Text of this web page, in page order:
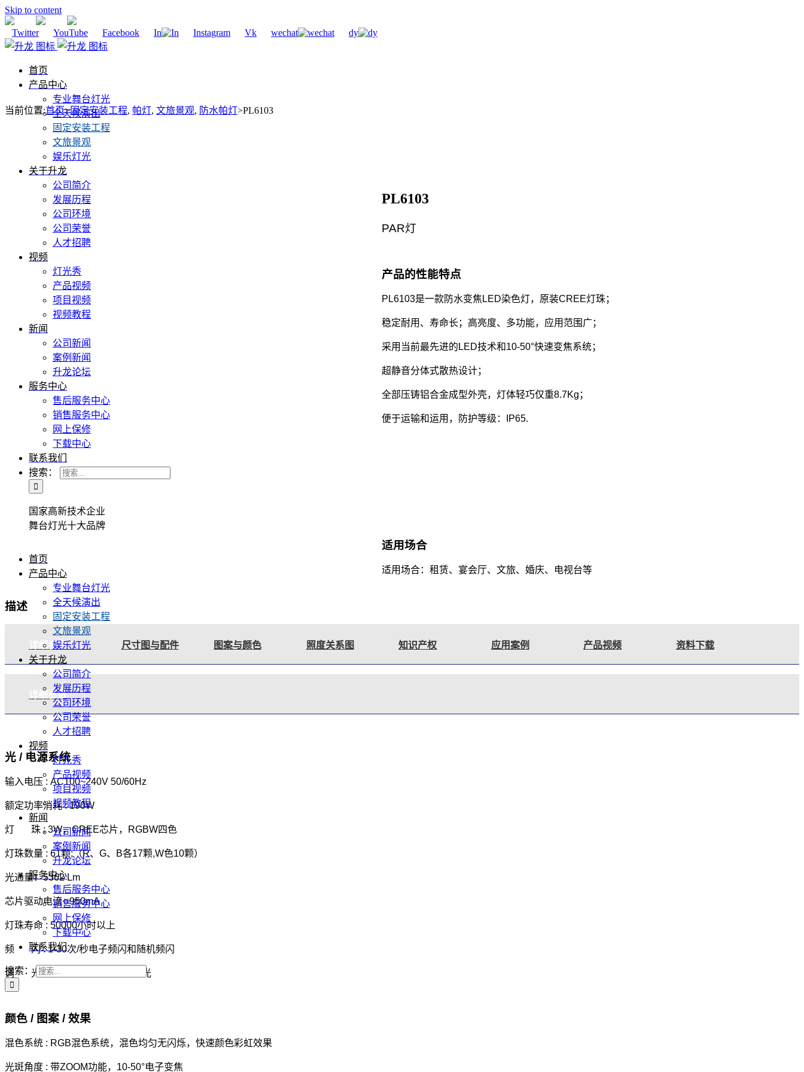
Skip to content
Twitter YouTube Facebook In Instagram Vk wechat dy
首页
产品中心
专业舞台灯光
全天候演出
固定安装工程
文旅景观
娱乐灯光
关于升龙
公司简介
发展历程
公司环境
公司荣誉
人才招聘
视频
灯光秀
产品视频
项目视频
视频教程
新闻
公司新闻
案例新闻
升龙论坛
服务中心
售后服务中心
销售服务中心
网上保修
下载中心
联系我们
搜索：
国家高新技术企业
舞台灯光十大品牌
首页
产品中心
专业舞台灯光
全天候演出
固定安装工程
文旅景观
娱乐灯光
关于升龙
公司简介
发展历程
公司环境
公司荣誉
人才招聘
视频
灯光秀
产品视频
项目视频
视频教程
新闻
公司新闻
案例新闻
升龙论坛
服务中心
售后服务中心
销售服务中心
网上保修
下载中心
联系我们
搜索：
当前位置:首页>固定安装工程, 帕灯, 文旅景观, 防水帕灯>PL6103
PL6103
PAR灯
产品的性能特点
PL6103是一款防水变焦LED染色灯，原装CREE灯珠；
稳定耐用、寿命长；高亮度、多功能，应用范围广；
采用当前最先进的LED技术和10-50°快速变焦系统；
超静音分体式散热设计；
全部压铸铝合金成型外壳，灯体轻巧仅重8.7Kg；
便于运输和运用，防护等级：IP65.
适用场合
适用场合：租赁、宴会厅、文旅、婚庆、电视台等
描述
详细参数 尺寸图与配件 图案与颜色 照度关系图 知识产权 应用案例 产品视频 资料下载
详细参数
光 / 电源系统
输入电压 : AC100~240V 50/60Hz
额定功率消耗 : 190W
灯 珠 : 3W，CREE芯片，RGBW四色
灯珠数量 : 61颗;（R、G、B各17颗,W色10颗）
光通量：5362 Lm
芯片驱动电流 : 950mA
灯珠寿命 : 50000小时以上
频 闪 : 1-30次/秒电子频闪和随机频闪
调 光 : 65536级无闪烁电子调光
颜色 / 图案 / 效果
混色系统 : RGB混色系统，混色均匀无闪烁，快速颜色彩虹效果
光斑角度 : 带ZOOM功能，10-50°电子变焦